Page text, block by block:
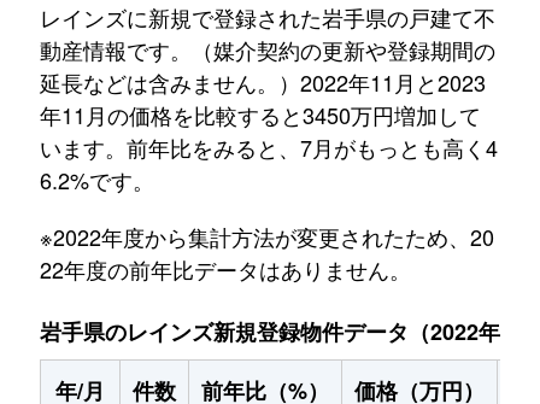
レインズに新規で登録された岩手県の戸建て不
動産情報です。（媒介契約の更新や登録期間の
延長などは含みません。）2022年11月と2023
年11月の価格を比較すると3450万円増加して
います。前年比をみると、7月がもっとも高く4
6.2%です。
※2022年度から集計方法が変更されたため、20
22年度の前年比データはありません。
岩手県のレインズ新規登録物件データ（2022年11
年/月
件数 前年比（%） 価格（万円）